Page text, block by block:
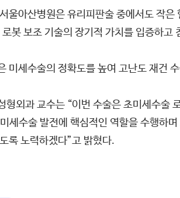
울아산병원은 유리피판술 중에서도 작
봇 보조 기술의 장기적 가치를 입증하
미세수술의 정확도를 높여 고난도 재건
형외과 교수는 “이번 수술은 초미세수술
세수술 발전에 핵심적인 역할을 수행하
록 노력하겠다”고 밝혔다.